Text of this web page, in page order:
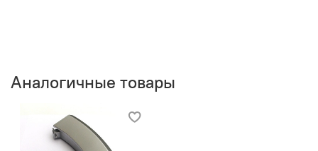
Аналогичные товары